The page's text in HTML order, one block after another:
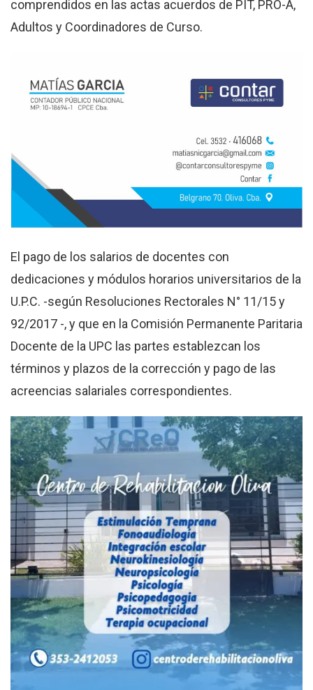
comprendidos en las actas acuerdos de PIT, PRO-A,
Adultos y Coordinadores de Curso.
El pago de los salarios de docentes con
dedicaciones y módulos horarios universitarios de la
U.P.C. -según Resoluciones Rectorales N° 11/15 y
92/2017 -, y que en la Comisión Permanente Paritaria
Docente de la UPC las partes establezcan los
términos y plazos de la corrección y pago de las
acreencias salariales correspondientes.